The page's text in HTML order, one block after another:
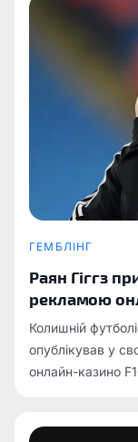
ГЕМБЛІНГ
Раян Гіггз
рекламою
Колишній
опублікував у
онлайн-казино